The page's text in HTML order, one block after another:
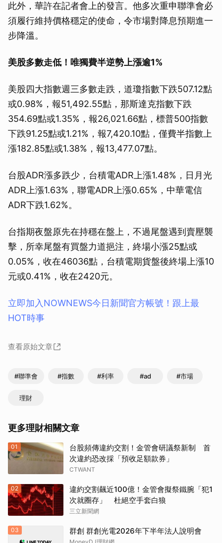
此外，華許在記者會上的發言。他多次重申聯準會必
須履行維持價格穩定的使命，令市場對降息預期進一
步降溫。
美股多數走低！唯獨費半逆勢上漲逾1%
美股四大指數週三多數走跌，道瓊指數下跌507.12點
或0.98%，報51,492.55點，那斯達克指數下跌
354.69點或1.35%，報26,021.66點，標普500指數
下跌91.25點或1.21%，報7,420.10點，僅費半指數上
漲182.85點或1.38%，報13,477.07點。
台股ADR漲多跌少，台積電ADR上漲1.48%，日月光
ADR上漲1.63%，聯電ADR上漲0.65%，中華電信
ADR下跌1.62%。
台指期夜盤原先在持穩在盤上，不過尾盤遇到賣壓襲
擊，所幸尾盤有買盤力道挹注，終場小漲25點或
0.05%，收在46036點，台積電期貨盤後終場上漲10
元或0.41%，收在2420元。
立即加入NOWNEWS今⽇新聞官⽅帳號！跟上最
HOT時事
查看原始文章
#聯準會 #指數 #利率 #ad #市場
理財
更多理財相關文章
01
台股頻傳違約交割！金管會研議祭新制 首
次違約恐改採「預收足額款券」
CTWANT
02
違約交割飆近100億！金管會擬祭鐵腕「犯1
次就圈存」 杜絕空手套白狼
三立新聞網
03 群創 群創光電2026年下半年法人說明會